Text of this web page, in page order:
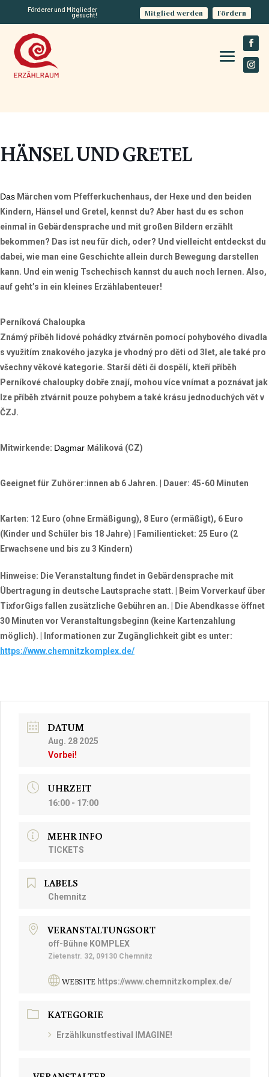
Förderer und Mitglieder
gesucht! Mitglied werden Fördern
HÄNSEL UND GRETEL
Das Märchen vom Pfefferkuchenhaus, der Hexe und den beiden
Kindern, Hänsel und Gretel, kennst du? Aber hast du es schon
einmal in Gebärdensprache und mit großen Bildern erzählt
bekommen? Das ist neu für dich, oder? Und vielleicht entdeckst du
dabei, wie man eine Geschichte allein durch Bewegung darstellen
kann. Und ein wenig Tschechisch kannst du auch noch lernen. Also,
auf geht’s in ein kleines Erzählabenteuer!
Perníková Chaloupka
Známý příběh lidové pohádky ztvárněn pomocí pohybového divadla
s využitím znakového jazyka je vhodný pro děti od 3let, ale také pro
všechny věkové kategorie. Starší děti či dospělí, kteří příběh
Perníkové chaloupky dobře znají, mohou více vnímat a poznávat jak
lze příběh ztvárnit pouze pohybem a také krásu jednoduchých vět v
ČZJ.
Mitwirkende: Dagmar Máliková (CZ)
Geeignet für Zuhörer:innen ab 6 Jahren. | Dauer: 45-60 Minuten
Karten: 12 Euro (ohne Ermäßigung), 8 Euro (ermäßigt), 6 Euro
(Kinder und Schüler bis 18 Jahre) |
Familienticket: 25 Euro (2
Erwachsene und bis zu 3 Kindern)
Hinweise: Die Veranstaltung findet in Gebärdensprache mit
Übertragung in deutsche Lautsprache statt. | Beim Vorverkauf über
TixforGigs fallen zusätzliche Gebühren an. | Die Abendkasse öffnet
30 Minuten vor Veranstaltungsbeginn (keine Kartenzahlung
möglich). | Informationen zur Zugänglichkeit gibt es unter:
https://www.chemnitzkomplex.de/
DATUM
Aug. 28 2025
Vorbei!
UHRZEIT
16:00 - 17:00
MEHR INFO
TICKETS
LABELS
Chemnitz
VERANSTALTUNGSORT
off-Bühne KOMPLEX
Zietenstr. 32, 09130 Chemnitz
WEBSITE https://www.chemnitzkomplex.de/
KATEGORIE
Erzählkunstfestival IMAGINE!